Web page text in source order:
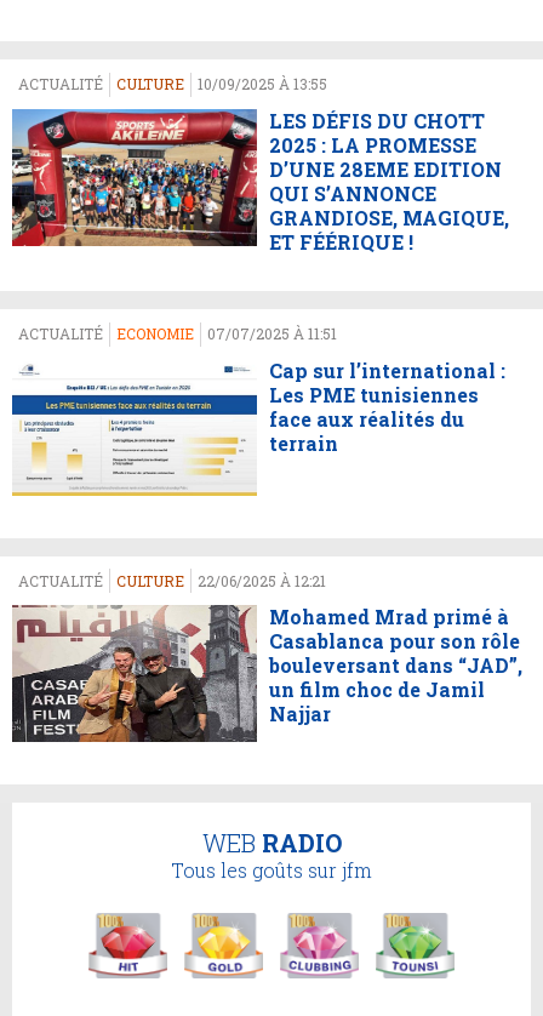
ACTUALITÉ CULTURE 10/09/2025 À 13:55
LES DÉFIS DU CHOTT
2025 : LA PROMESSE
D’UNE 28EME EDITION
QUI S’ANNONCE
GRANDIOSE, MAGIQUE,
ET FÉÉRIQUE !
ACTUALITÉ ECONOMIE 07/07/2025 À 11:51
Cap sur l’international :
Les PME tunisiennes
face aux réalités du
terrain
ACTUALITÉ CULTURE 22/06/2025 À 12:21
Mohamed Mrad primé à
Casablanca pour son rôle
bouleversant dans “JAD”,
un film choc de Jamil
Najjar
WEB RADIO
Tous les goûts sur jfm